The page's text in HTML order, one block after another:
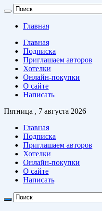
Главная
Главная
Подписка
Приглашаем авторов
Хотелки
Онлайн-покупки
О сайте
Написать
Пятница , 7 августа 2026
Главная
Подписка
Приглашаем авторов
Хотелки
Онлайн-покупки
О сайте
Написать